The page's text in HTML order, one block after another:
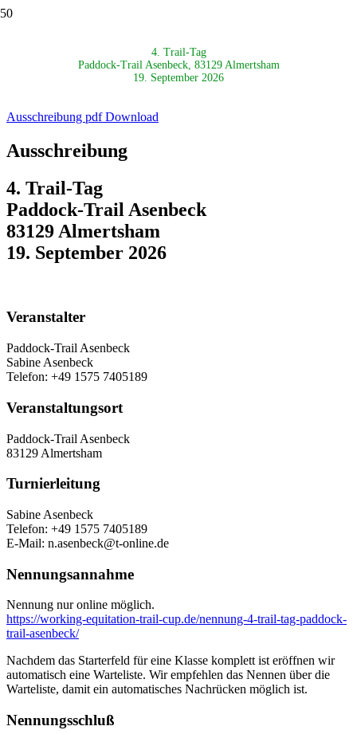
4. Trail-Tag
Paddock-Trail Asenbeck, 83129 Almertsham
19. September 2026
Ausschreibung pdf Download
Ausschreibung
4. Trail-Tag
Paddock-Trail Asenbeck
83129 Almertsham
19. September 2026
Veranstalter
Paddock-Trail Asenbeck
Sabine Asenbeck
Telefon: +49 1575 7405189
Veranstaltungsort
Paddock-Trail Asenbeck
83129 Almertsham
Turnierleitung
Sabine Asenbeck
Telefon: +49 1575 7405189
E-Mail: n.asenbeck@t-online.de
Nennungsannahme
Nennung nur online möglich.
https://working-equitation-trail-cup.de/nennung-4-trail-tag-paddock-
trail-asenbeck/
Nachdem das Starterfeld für eine Klasse komplett ist eröffnen wir
automatisch eine Warteliste. Wir empfehlen das Nennen über die
Warteliste, damit ein automatisches Nachrücken möglich ist.
Nennungsschluß